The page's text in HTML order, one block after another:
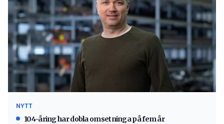
NYTT
104-åring har dobla omsetninga på fem år